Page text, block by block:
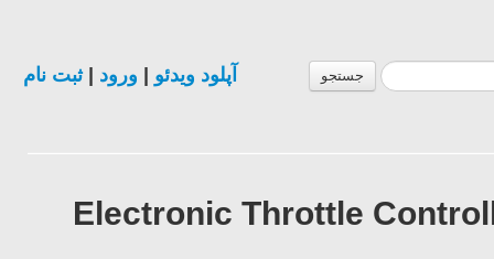
جستجو آپلود ویدئو| ورود| ثبت نام
[ SHADOW E-DRIVE ] Electronic